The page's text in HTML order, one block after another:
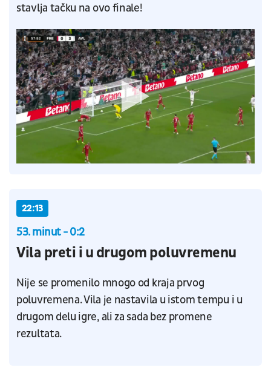
stavlja tačku na ovo finale!
22:13
53. minut - 0:2
Vila preti i u drugom poluvremenu
Nije se promenilo mnogo od kraja prvog
poluvremena. Vila je nastavila u istom tempu i u
drugom delu igre, ali za sada bez promene
rezultata.